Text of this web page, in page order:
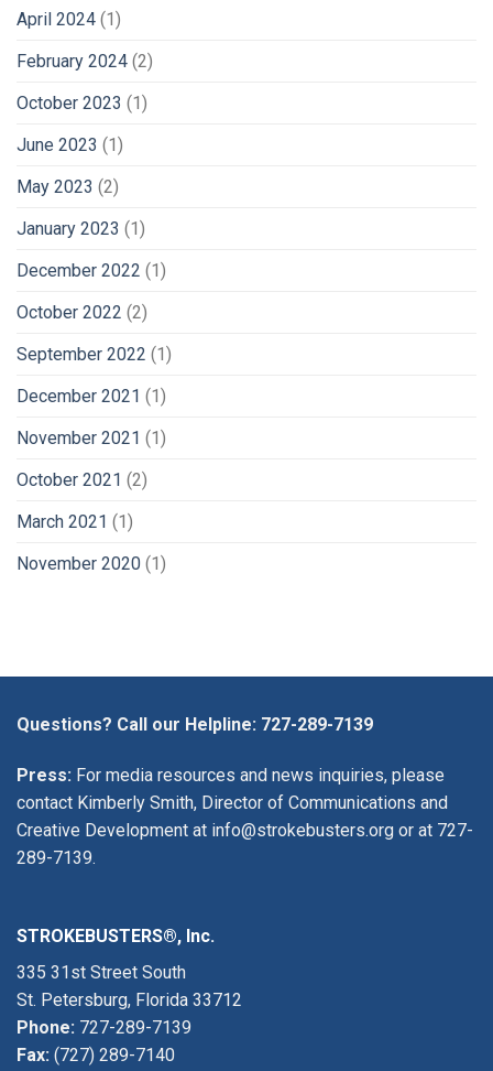
April 2024 (1)
February 2024 (2)
October 2023 (1)
June 2023 (1)
May 2023 (2)
January 2023 (1)
December 2022 (1)
October 2022 (2)
September 2022 (1)
December 2021 (1)
November 2021 (1)
October 2021 (2)
March 2021 (1)
November 2020 (1)
Questions? Call our Helpline: 727-289-7139
Press: For media resources and news inquiries, please
contact Kimberly Smith, Director of Communications and
Creative Development at info@strokebusters.org or at 727-
289-7139.
STROKEBUSTERS®, Inc.
335 31st Street South
St. Petersburg, Florida 33712
Phone: 727-289-7139
Fax: (727) 289-7140